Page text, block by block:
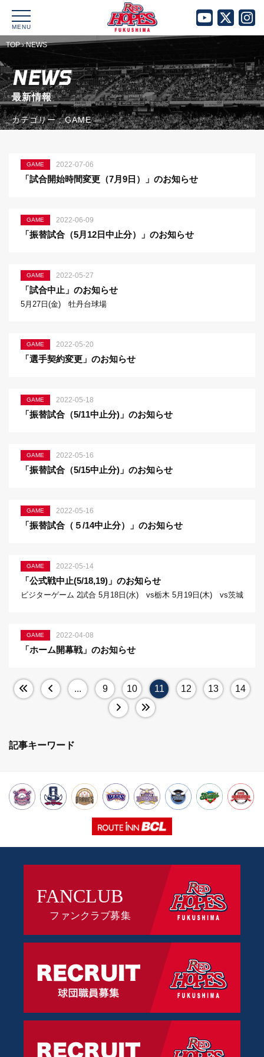
MENU
TOP›NEWS
NEWS
最新情報
カテゴリー : GAME
GAME 2022-07-06
「試合開始時間変更（7月9日）」のお知らせ
GAME 2022-06-09
「振替試合（5月12日中止分）」のお知らせ
GAME 2022-05-27
「試合中止」のお知らせ
5月27日(金) 牡丹台球場
GAME 2022-05-20
「選手契約変更」のお知らせ
GAME 2022-05-18
「振替試合（5/11中止分)」のお知らせ
GAME 2022-05-16
「振替試合（5/15中止分)」のお知らせ
GAME 2022-05-16
「振替試合（５/14中止分）」のお知らせ
GAME 2022-05-14
「公式戦中止(5/18,19)」のお知らせ
ビジターゲーム 2試合 5月18日(水) vs栃木 5月19日(木) vs茨城
GAME 2022-04-08
「ホーム開幕戦」のお知らせ
... 9 10 11 12 13 14
記事キーワード